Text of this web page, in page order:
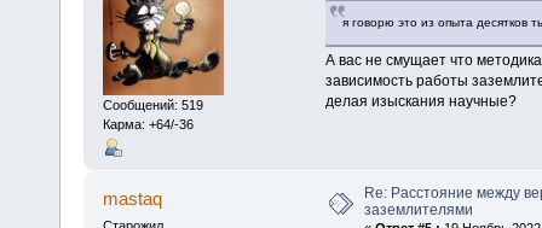
Сообщений: 519
Карма: +64/-36
я говорю это из опыта десятков
А вас не смущает что
зависимость работы
делая изыскания научные?
mastaq
Re: Расстояние между
заземлителями